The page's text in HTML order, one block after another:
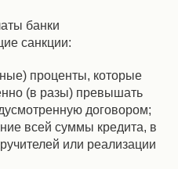
банки
санкции:
проценты, которые
(в разы) превышать
договором;
всей суммы кредита, в
или реализации